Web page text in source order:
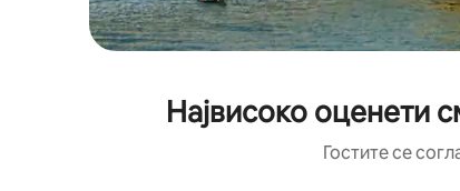
Највисоко оценети
Гостите се